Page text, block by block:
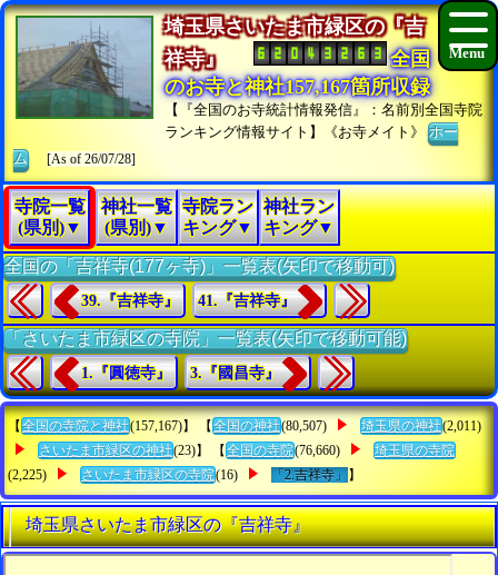
埼玉県さいたま市緑区の『吉
祥寺』
全国
のお寺と神社157,167箇所収録
【『全国のお寺統計情報発信』：名前別全国寺院
ランキング情報サイト】《お寺メイト》ホー
ム
[As of 26/07/28]
寺院一覧
(県別)▼
神社一覧
(県別)▼
寺院ラン
キング▼
神社ラン
キング▼
全国の「吉祥寺(177ヶ寺)」一覧表(矢印で移動可)
39.『吉祥寺』 41.『吉祥寺』
「さいたま市緑区の寺院」一覧表(矢印で移動可能)
1.『圓徳寺』 3.『國昌寺』
【 全国の寺院と神社(157,167)】 【 全国の神社(80,507) 埼玉県の神社(2,011)
さいたま市緑区の神社(23)】 【 全国の寺院(76,660)
埼玉県の寺院
(2,225)
さいたま市緑区の寺院(16) 「2.吉祥寺」 】
埼玉県さいたま市緑区の『吉祥寺』